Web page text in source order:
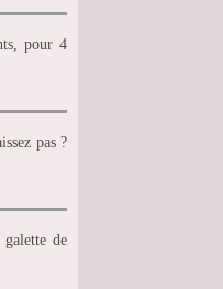
pour 4
pas ?
de